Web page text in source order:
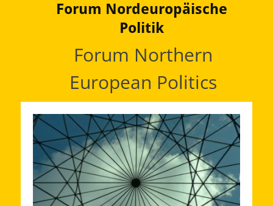
Forum Nordeuropäische
Politik
Forum Northern
European Politics